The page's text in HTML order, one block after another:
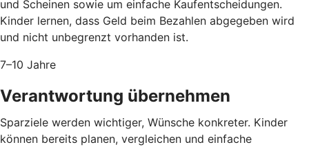
und Scheinen sowie um einfache Kaufentscheidungen.
Kinder lernen, dass Geld beim Bezahlen abgegeben wird
und nicht unbegrenzt vorhanden ist.
7–10 Jahre
Verantwortung übernehmen
Sparziele werden wichtiger, Wünsche konkreter. Kinder
können bereits planen, vergleichen und einfache